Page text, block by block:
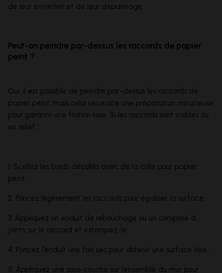
de leur entretien et de leur dépannage.
Peut-on peindre par-dessus les raccords de papier
peint ?
Oui, il est possible de peindre par-dessus les raccords de
papier peint, mais cela nécessite une préparation minutieuse
pour garantir une finition lisse. Si les raccords sont visibles ou
en relief :
1. Scellez les bords décollés avec de la colle pour papier
peint.
2. Poncez légèrement les raccords pour égaliser la surface.
3. Appliquez un enduit de rebouchage ou un composé à
joints sur le raccord et estompez-le.
4. Poncez l'enduit une fois sec pour obtenir une surface lisse.
5. Appliquez une sous-couche sur l’ensemble du mur pour